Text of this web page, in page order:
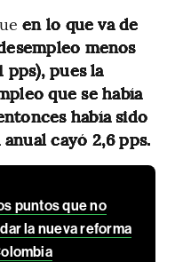
en lo que va de
menos
pps), pues la
que se había
había sido
cayó 2,6 pps.
puntos que no
la nueva reforma